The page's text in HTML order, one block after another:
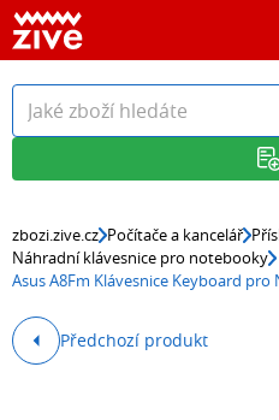
zbozi.zive.cz Počítače a kancelář
Náhradní klávesnice pro notebooky
Asus A8Fm Klávesnice Keyboard
Předchozí produkt